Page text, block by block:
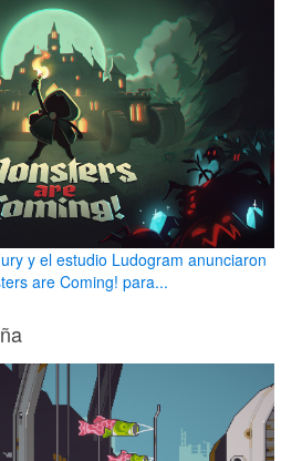
y el estudio Ludogram anunciaron
are Coming! para...